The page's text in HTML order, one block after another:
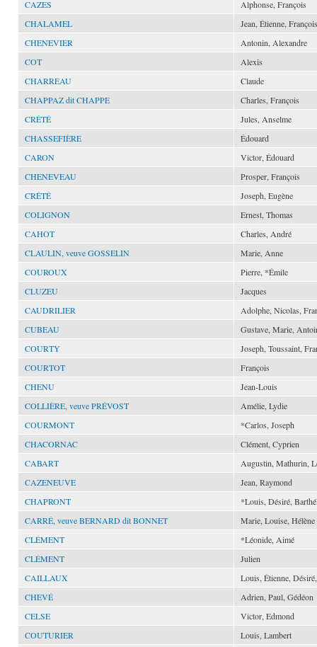
CAZES
Alphonse, François
CHALAMEL
Jean, Étienne, François
CHENEVIER
Antonin, Alexandre
COT
Alexis
CHARREAU
Claude
CHAPPAZ dit CHAPPE
Charles, François
CRÉTÉ
Jules, Anselme
CHASSEFIÈRE
Édouard
CARON
Victor, Édouard
CHENEVEAU
Prosper, François
CRÉTÉ
Joseph, Eugène
COLIGNON
Ernest, Thomas
CAHOT
Charles, André
CLAULIN, veuve GOSSELIN
Marie, Anne
COUROUX
Pierre, *Émile
CLUZEU
Jacques
CAUDRILIER
Adolphe, Nicolas,
CUBEAU
Gustave, Marie,
COURTY
Joseph, Toussaint,
COURTOT
François
CHENU
Jean-Louis
COLLIÈRE, veuve PRÉVOST
Amélie, Lydie
COURMONT
*Carlos, Joseph
CHACORNAC
Clément, Cyprien
CABART
Augustin, Mathurin,
CAZENEUVE
Jean, Raymond
CHAPRONT
*Louis, Désiré,
CARRÉ, veuve BERNARD dit BONNET
Marie, Louise, Hélène
CLÉMENT
*Léonide, Aimé
CLÉMENT
Julien
CAILLAUX
Louis, Étienne,
CHEVÉ
Adrien, Paul, Gédéon
CELSE
Victor, Edmond
COUTURIER
Louis, Lambert